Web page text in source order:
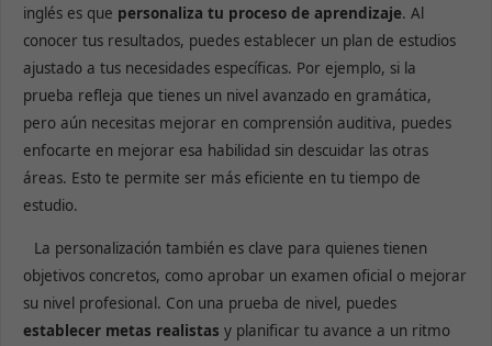
inglés es que personaliza tu proceso de aprendizaje. Al
conocer tus resultados, puedes establecer un plan de estudios
ajustado a tus necesidades específicas. Por ejemplo, si la
prueba refleja que tienes un nivel avanzado en gramática,
pero aún necesitas mejorar en comprensión auditiva, puedes
enfocarte en mejorar esa habilidad sin descuidar las otras
áreas. Esto te permite ser más eficiente en tu tiempo de
estudio.
La personalización también es clave para quienes tienen
objetivos concretos, como aprobar un examen oficial o mejorar
su nivel profesional. Con una prueba de nivel, puedes
establecer metas realistas y planificar tu avance a un ritmo